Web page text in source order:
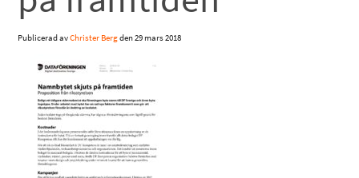
Publicerad avChrister Bergden29 mars 2018